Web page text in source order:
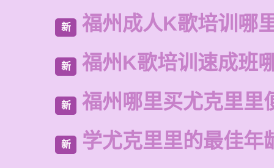
新 福州成人K歌培训哪
新 福州K歌培训速成班
新 福州哪里买尤克里里
新 学尤克里里的最佳年